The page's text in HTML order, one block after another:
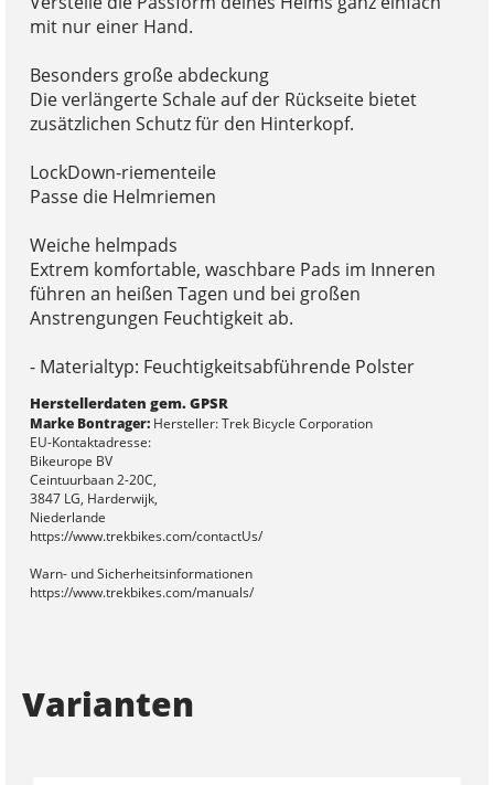
mit nur einer Hand.
Besonders große abdeckung
Die verlängerte Schale auf der Rückseite bietet
zusätzlichen Schutz für den Hinterkopf.
LockDown-riementeile
Passe die Helmriemen
Weiche helmpads
Extrem komfortable, waschbare Pads im Inneren
führen an heißen Tagen und bei großen
Anstrengungen Feuchtigkeit ab.
- Materialtyp: Feuchtigkeitsabführende Polster
Herstellerdaten gem. GPSR
Marke Bontrager:Hersteller: Trek Bicycle Corporation
EU-Kontaktadresse:
Bikeurope BV
Ceintuurbaan 2-20C,
3847 LG, Harderwijk,
Niederlande
https://www.trekbikes.com/contactUs/
Warn- und Sicherheitsinformationen
https://www.trekbikes.com/manuals/
Varianten